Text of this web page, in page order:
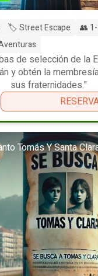
🏷️ Street Escape
👥
de selección de la
y obtén la
sus fraternidades."
Tomás Y Santa